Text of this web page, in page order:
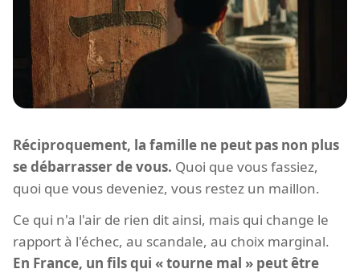
Réciproquement, la famille ne peut pas non plus
se débarrasser de vous. Quoi que vous fassiez,
quoi que vous deveniez, vous restez un maillon.
Ce qui n'a l'air de rien dit ainsi, mais qui change le
rapport à l'échec, au scandale, au choix marginal.
En France, un fils qui « tourne mal » peut être